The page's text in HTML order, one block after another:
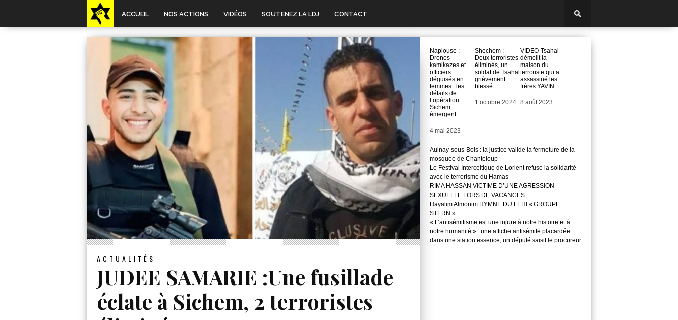
ACCUEIL NOS ACTIONS VIDÉOS SOUTENEZ LA LDJ CONTACT
ACTUALITÉS
JUDEE SAMARIE :Une fusillade
éclate à Sichem, 2 terroristes
Naplouse :
Drones
kamikazes et
officiers
déguisés en
femmes : les
détails de
l’opération
Sichem
émergent
Date
4 mai 2023
Shechem :
Deux terroristes
éliminés, un
soldat de Tsahal
grièvement
blessé
Date
1 octobre 2024
VIDEO-Tsahal
démolit la
maison du
terroriste qui a
assassiné les
frères YAVIN
Date
8 août 2023
Aulnay-sous-Bois : la justice valide la fermeture de la
mosquée de Chanteloup
Le Festival Interceltique de Lorient refuse la solidarité
avec le terrorisme du Hamas
RIMA HASSAN VICTIME D’UNE AGRESSION
SEXUELLE LORS DE VACANCES
Hayalim Almonim HYMNE DU LEHI « GROUPE
STERN »
« L’antisémitisme est une injure à notre histoire et à
notre humanité » : une affiche antisémite placardée
dans une station essence, un député saisit le procureur